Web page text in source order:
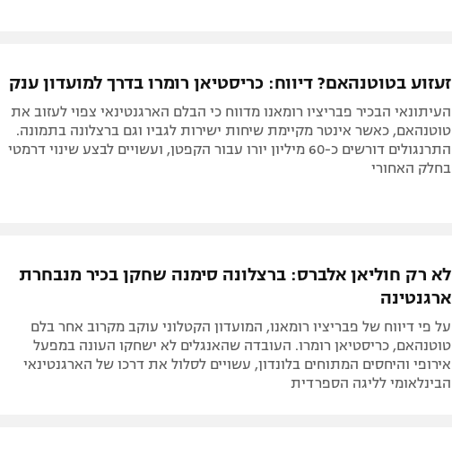
זעזוע בטוטנהאם? דיווח: כריסטיאן רומרו בדרך למועדון ענק
העיתונאי הבכיר פבריציו רומאנו מדווח כי הבלם הארגנטינאי צפוי לעזוב את
טוטנהאם, כאשר אינטר מקיימת שיחות ישירות לגביו וגם ברצלונה בתמונה.
התרנגולים דורשים כ-60 מיליון יורו עבור הקפטן, ועשויים לבצע שינוי דרמטי
בחלק האחורי
לא רק חוליאן אלברס: ברצלונה סימנה שחקן בכיר מנבחרת
ארגנטינה
על פי דיווח של פבריציו רומאנו, המועדון הקטלוני עוקב מקרוב אחר בלם
טוטנהאם, כריסטיאן רומרו. העובדה שהאנגלים לא ישחקו העונה במפעל
אירופי והיחסים המתוחים בלונדון, עשויים לסלול את דרכו של הארגנטינאי
הבינלאומי לליגה הספרדית